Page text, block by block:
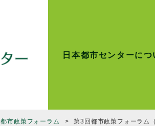
日本都市センターにつ
都市政策フォーラム 第3回都市政策フォーラム